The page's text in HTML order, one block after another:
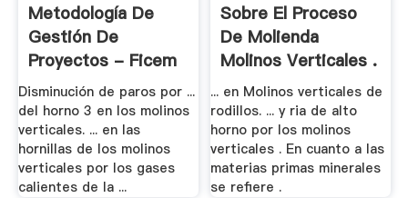
Metodología De
Gestión De
Proyectos - Ficem
Disminución de paros por ...
del horno 3 en los molinos
verticales. ... en las
hornillas de los molinos
verticales por los gases
calientes de la ...
Sobre El Proceso
De Molienda
Molinos Verticales .
... en Molinos verticales de
rodillos. ... y ria de alto
horno por los molinos
verticales . En cuanto a las
materias primas minerales
se refiere .